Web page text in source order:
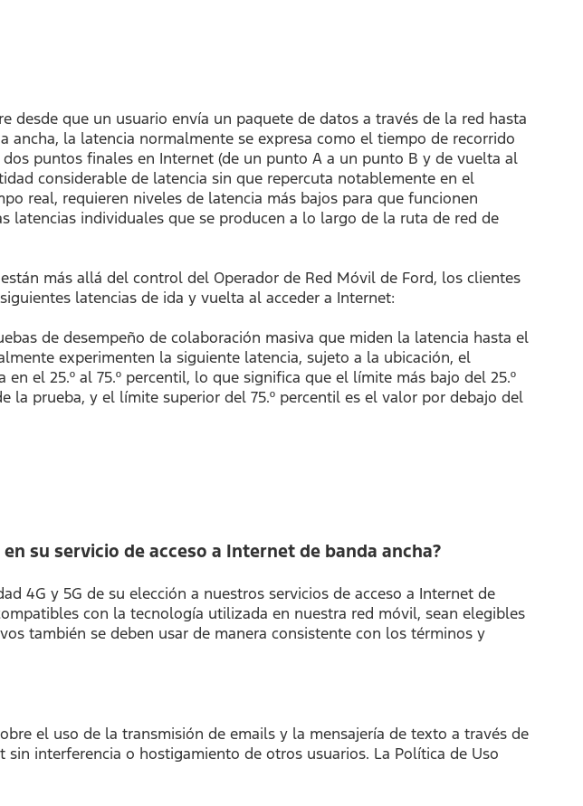
desde que un usuario envía un paquete de datos a través de la red hasta
ancha, la latencia normalmente se expresa como el tiempo de recorrido
puntos finales en Internet (de un punto A a un punto B y de vuelta al
considerable de latencia sin que repercuta notablemente en el
real, requieren niveles de latencia más bajos para que funcionen
individuales que se producen a lo largo de la ruta de red de
más allá del control del Operador de Red Móvil de Ford, los clientes
latencias de ida y vuelta al acceder a Internet:
de desempeño de colaboración masiva que miden la latencia hasta el
experimenten la siguiente latencia, sujeto a la ubicación, el
el 25.º al 75.º percentil, lo que significa que el límite más bajo del 25.º
la prueba, y el límite superior del 75.º percentil es el valor por debajo del
su servicio de acceso a Internet de banda ancha?
4G y 5G de su elección a nuestros servicios de acceso a Internet de
con la tecnología utilizada en nuestra red móvil, sean elegibles
también se deben usar de manera consistente con los términos y
el uso de la transmisión de emails y la mensajería de texto a través de
interferencia o hostigamiento de otros usuarios. La Política de Uso